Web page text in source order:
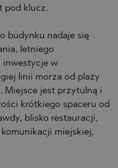
pod klucz.
budynku nadaje się
letniego
inwestycje w
linii morza od plaży
Miejsce jest przytulną i
krótkiego spaceru od
blisko restauracji,
miejskiej,